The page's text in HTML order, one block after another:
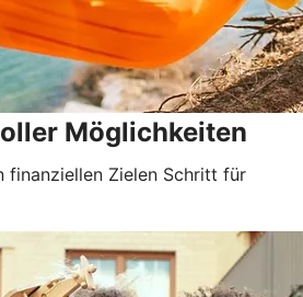
Möglichkeiten
finanziellen Zielen Schritt für